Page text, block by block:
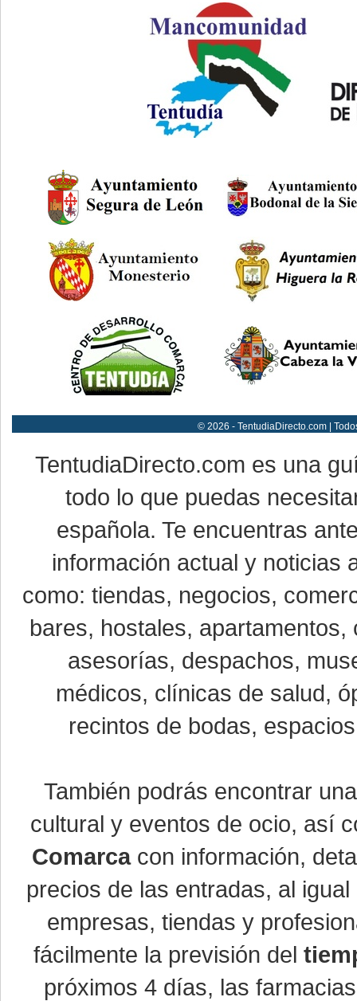
© 2026 - TentudiaDirecto.com |
TentudiaDirecto.com es una
todo lo que puedas
española. Te encuentras
información actual y noticias
como: tiendas, negocios,
bares, hostales,
asesorías, despachos,
médicos, clínicas de salud,
recintos de bodas,
También podrás encontrar
cultural y eventos de ocio, así
Comarcacon información,
precios de las entradas, al
empresas, tiendas y
fácilmente la previsión del
próximos 4 días, las